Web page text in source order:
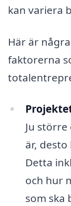
kan variera
Här är
faktorerna
Ju
är,
Detta
och hur
som ska